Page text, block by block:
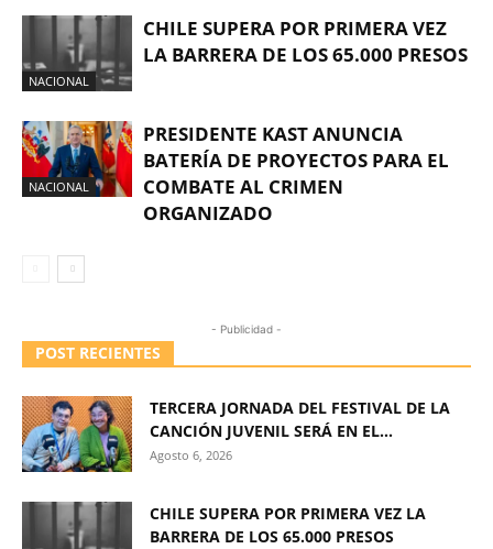
NACIONAL
CHILE SUPERA POR PRIMERA VEZ
LA BARRERA DE LOS 65.000 PRESOS
NACIONAL
PRESIDENTE KAST ANUNCIA
BATERÍA DE PROYECTOS PARA EL
COMBATE AL CRIMEN
ORGANIZADO
- Publicidad -
POST RECIENTES
TERCERA JORNADA DEL FESTIVAL DE LA
CANCIÓN JUVENIL SERÁ EN EL...
Agosto 6, 2026
CHILE SUPERA POR PRIMERA VEZ LA
BARRERA DE LOS 65.000 PRESOS